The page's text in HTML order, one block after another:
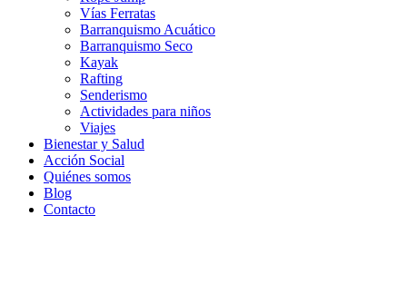
Vías Ferratas
Barranquismo Acuático
Barranquismo Seco
Kayak
Rafting
Senderismo
Actividades para niños
Viajes
Bienestar y Salud
Acción Social
Quiénes somos
Blog
Contacto